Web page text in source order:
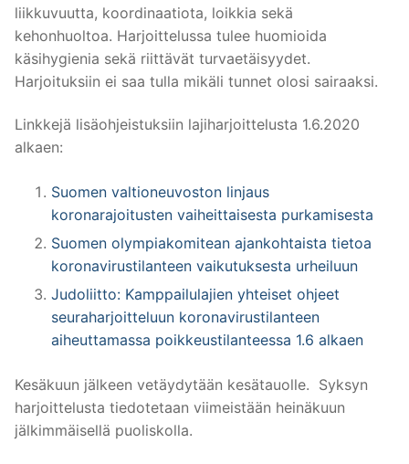
liikkuvuutta, koordinaatiota, loikkia sekä
kehonhuoltoa. Harjoittelussa tulee huomioida
käsihygienia sekä riittävät turvaetäisyydet.
Harjoituksiin ei saa tulla mikäli tunnet olosi sairaaksi.
Linkkejä lisäohjeistuksiin lajiharjoittelusta 1.6.2020
alkaen:
Suomen valtioneuvoston linjaus
koronarajoitusten vaiheittaisesta purkamisesta
Suomen olympiakomitean ajankohtaista tietoa
koronavirustilanteen vaikutuksesta urheiluun
Judoliitto: Kamppailulajien yhteiset ohjeet
seuraharjoitteluun koronavirustilanteen
aiheuttamassa poikkeustilanteessa 1.6 alkaen
Kesäkuun jälkeen vetäydytään kesätauolle. Syksyn
harjoittelusta tiedotetaan viimeistään heinäkuun
jälkimmäisellä puoliskolla.